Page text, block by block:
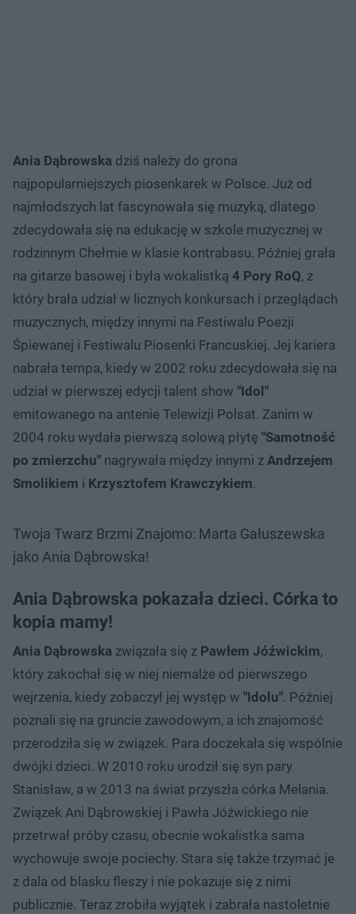
Ania Dąbrowska dziś należy do grona
najpopularniejszych piosenkarek w Polsce. Już od
najmłodszych lat fascynowała się muzyką, dlatego
zdecydowała się na edukację w szkole muzycznej w
rodzinnym Chełmie w klasie kontrabasu. Później grała
na gitarze basowej i była wokalistką 4 Pory RoQ, z
który brała udział w licznych konkursach i przeglądach
muzycznych, między innymi na Festiwalu Poezji
Śpiewanej i Festiwalu Piosenki Francuskiej. Jej kariera
nabrała tempa, kiedy w 2002 roku zdecydowała się na
udział w pierwszej edycji talent show "Idol"
emitowanego na antenie Telewizji Polsat. Zanim w
2004 roku wydała pierwszą solową płytę "Samotność
po zmierzchu" nagrywała między innymi z Andrzejem
Smolikiem i Krzysztofem Krawczykiem.
Twoja Twarz Brzmi Znajomo: Marta Gałuszewska
jako Ania Dąbrowska!
Ania Dąbrowska pokazała dzieci. Córka to
kopia mamy!
Ania Dąbrowska związała się z Pawłem Jóźwickim,
który zakochał się w niej niemalże od pierwszego
wejrzenia, kiedy zobaczył jej występ w "Idolu". Później
poznali się na gruncie zawodowym, a ich znajomość
przerodziła się w związek. Para doczekała się wspólnie
dwójki dzieci. W 2010 roku urodził się syn pary
Stanisław, a w 2013 na świat przyszła córka Melania.
Związek Ani Dąbrowskiej i Pawła Jóźwickiego nie
przetrwał próby czasu, obecnie wokalistka sama
wychowuje swoje pociechy. Stara się także trzymać je
z dala od blasku fleszy i nie pokazuje się z nimi
publicznie. Teraz zrobiła wyjątek i zabrała nastoletnie